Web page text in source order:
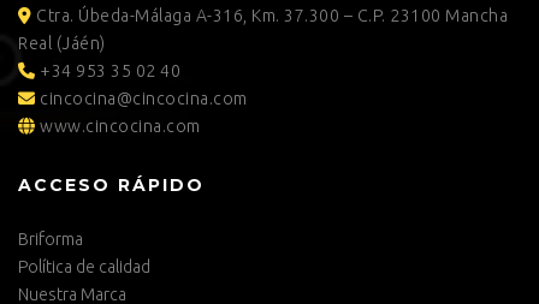
Ctra. Úbeda-Málaga A-316, Km. 37.300 – C.P. 23100 Mancha
Real (Jáén)
+34 953 35 02 40
cincocina@cincocina.com
www.cincocina.com
ACCESO RÁPIDO
Briforma
Política de calidad
Nuestra Marca